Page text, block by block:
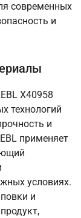
современных
и
X40958
технологий
и
применяет
условиях.
и